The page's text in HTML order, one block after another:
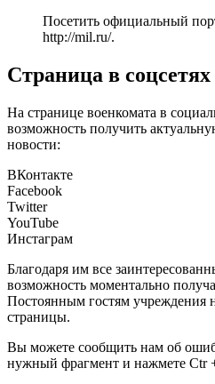
Посетить официальный
http://mil.ru/.
Страница в соцсетях
На странице военкомата в
возможность получить
новости:
ВКонтакте
Facebook
Twitter
YouTube
Инстаграм
Благодаря им все
возможность моментально
Постоянным гостям учреждения
страницы.
Вы можете сообщить нам об
нужный фрагмент и нажмете Ctr